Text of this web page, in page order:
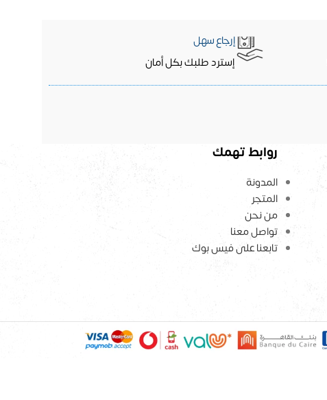
إرجاع سهل
إسترد طلبك بكل أمان
روابط تهمك
المدونة
المتجر
من نحن
تواصل معنا
تابعنا على فيس بوك